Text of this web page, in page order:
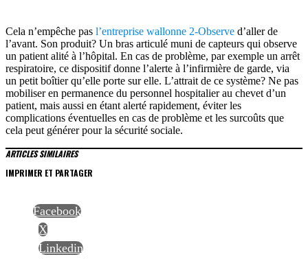
Cela n’empêche pas l’entreprise wallonne 2-Observe d’aller de
l’avant. Son produit? Un bras articulé muni de capteurs qui observe
un patient alité à l’hôpital. En cas de problème, par exemple un arrêt
respiratoire, ce dispositif donne l’alerte à l’infirmière de garde, via
un petit boîtier qu’elle porte sur elle. L’attrait de ce système? Ne pas
mobiliser en permanence du personnel hospitalier au chevet d’un
patient, mais aussi en étant alerté rapidement, éviter les
complications éventuelles en cas de problème et les surcoûts que
cela peut générer pour la sécurité sociale.
ARTICLES SIMILAIRES
IMPRIMER ET PARTAGER
Facebook
X
Linkedin